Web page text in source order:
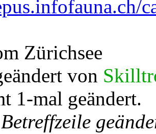
Zürichsee
von
1-mal geändert.
Betreffzeile